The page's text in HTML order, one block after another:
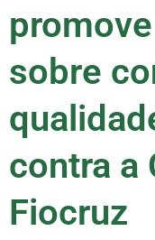
sobre
contra a
Fiocruz